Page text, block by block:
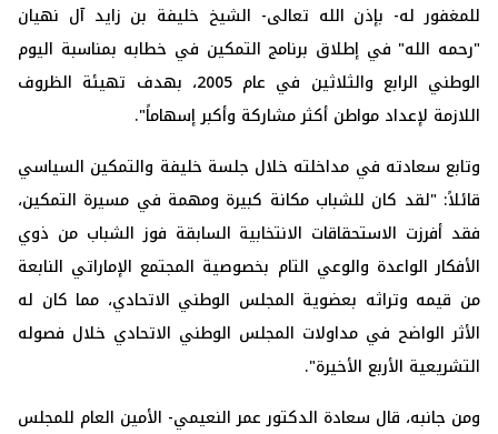
للمغفور له- بإذن الله تعالى- الشيخ خليفة بن زايد آل نهيان
"رحمه الله" في إطلاق برنامج التمكين في خطابه بمناسبة اليوم
الوطني الرابع والثلاثين في عام 2005، بهدف تهيئة الظروف
اللازمة لإعداد مواطن أكثر مشاركة وأكبر إسهاماً".
وتابع سعادته في مداخلته خلال جلسة خليفة والتمكين السياسي
قائلاً: "لقد كان للشباب مكانة كبيرة ومهمة في مسيرة التمكين،
فقد أفرزت الاستحقاقات الانتخابية السابقة فوز الشباب من ذوي
الأفكار الواعدة والوعي التام بخصوصية المجتمع الإماراتي النابعة
من قيمه وتراثه بعضوية المجلس الوطني الاتحادي، مما كان له
الأثر الواضح في مداولات المجلس الوطني الاتحادي خلال فصوله
التشريعية الأربع الأخيرة".
ومن جانبه، قال سعادة الدكتور عمر النعيمي- الأمين العام للمجلس